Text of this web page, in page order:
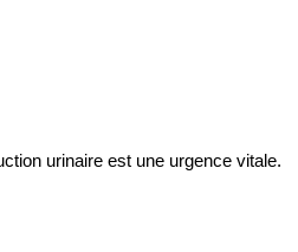
urinaire est une urgence vitale.